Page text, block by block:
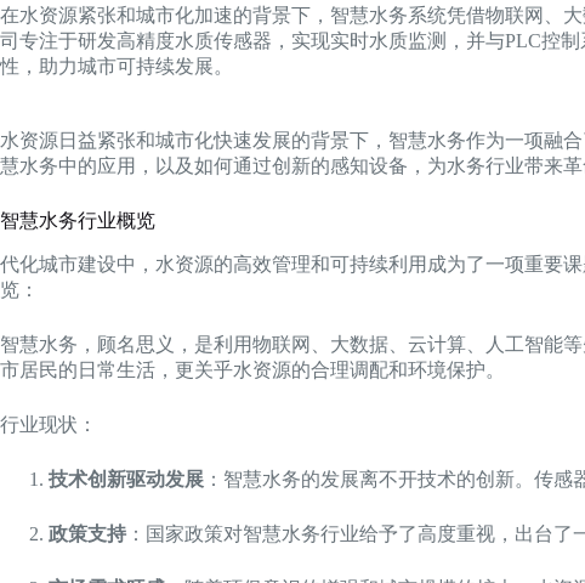
在水资源紧张和城市化加速的背景下，智慧水务系统凭借物联网、
司专注于研发高精度水质传感器，实现实时水质监测，并与PLC控
性，助力城市可持续发展。
水资源日益紧张和城市化快速发展的背景下，智慧水务作为一项融
慧水务中的应用，以及如何通过创新的感知设备，为水务行业带来革
智慧水务行业概览
代化城市建设中，水资源的高效管理和可持续利用成为了一项重要
览：
智慧水务，顾名思义，是利用物联网、大数据、云计算、人工智能
市居民的日常生活，更关乎水资源的合理调配和环境保护。
行业现状：
技术创新驱动发展 ：智慧水务的发展离不开技术的创新。传
政策支持 ：国家政策对智慧水务行业给予了高度重视，出台